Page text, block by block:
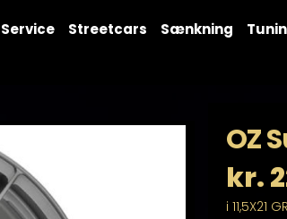
Service Streetcars Sænkning
OZ
kr.
i 11,5X21